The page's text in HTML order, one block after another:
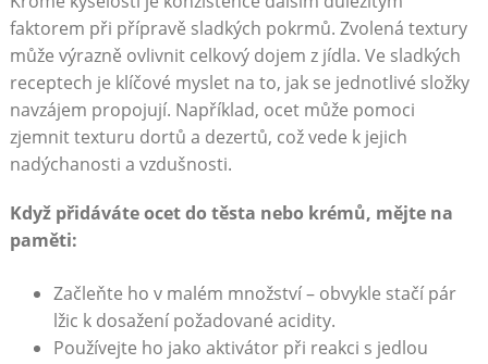
faktorem při přípravě sladkých pokrmů.‍ Zvolená textury
může výrazně ovlivnit celkový dojem z jídla. Ve sladkých
receptech je klíčové myslet na to, jak se ⁤jednotlivé složky
navzájem propojují. Například, ocet může pomoci ​
zjemnit texturu dortů a dezertů, což ⁤vede k jejich
nadýchanosti a vzdušnosti.
Když přidáváte ocet do těsta ⁢nebo krémů, mějte na
paměti:
Začleňte ho v malém množství⁣ – obvykle stačí pár
lžic k dosažení požadované acidity.
Používejte ho jako‌ aktivátor při reakci s jedlou